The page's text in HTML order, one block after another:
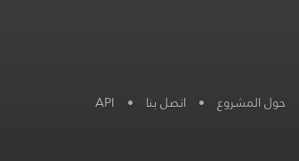
حول المشروع • اتصل بنا •
API